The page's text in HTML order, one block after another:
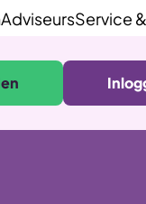
AdviseursService